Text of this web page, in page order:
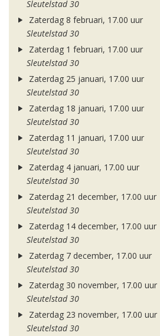
Sleutelstad 30
Zaterdag 8 februari, 17.00 uur
Sleutelstad 30
Zaterdag 1 februari, 17.00 uur
Sleutelstad 30
Zaterdag 25 januari, 17.00 uur
Sleutelstad 30
Zaterdag 18 januari, 17.00 uur
Sleutelstad 30
Zaterdag 11 januari, 17.00 uur
Sleutelstad 30
Zaterdag 4 januari, 17.00 uur
Sleutelstad 30
Zaterdag 21 december, 17.00 uur
Sleutelstad 30
Zaterdag 14 december, 17.00 uur
Sleutelstad 30
Zaterdag 7 december, 17.00 uur
Sleutelstad 30
Zaterdag 30 november, 17.00 uur
Sleutelstad 30
Zaterdag 23 november, 17.00 uur
Sleutelstad 30